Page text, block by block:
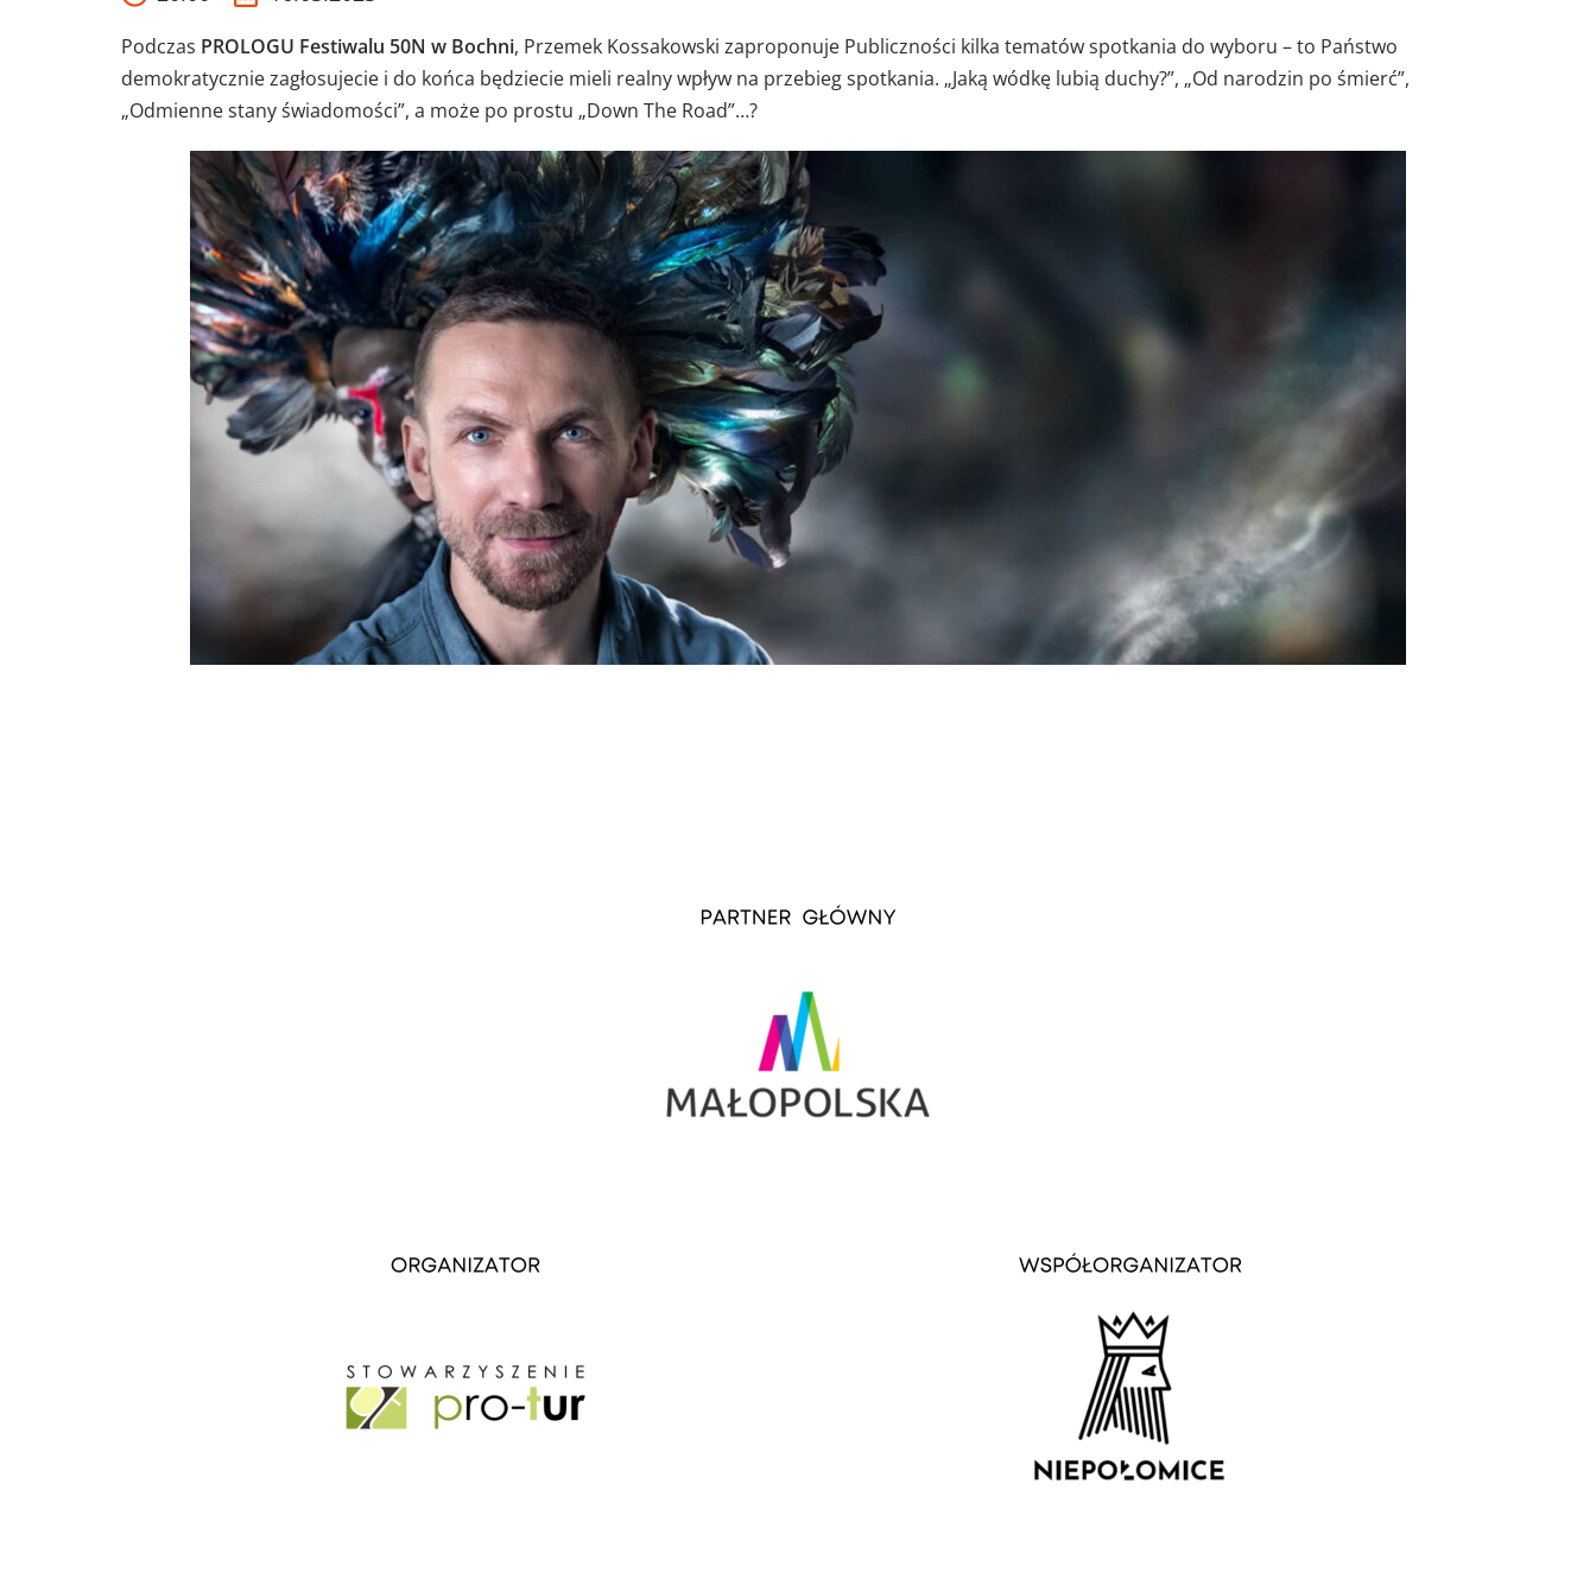
Podczas PROLOGU Festiwalu 50N w Bochni, Przemek Kossakowski zaproponuje Publiczności kilka tematów spotkania do wyboru – to Państwo
demokratycznie zagłosujecie i do końca będziecie mieli realny wpływ na przebieg spotkania. „Jaką wódkę lubią duchy?”, „Od narodzin po śmierć”,
„Odmienne stany świadomości”, a może po prostu „Down The Road”…?